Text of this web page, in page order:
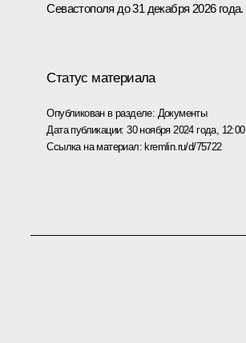
Севастополя до 31 декабря 2026 года.
Статус материала
Опубликован в разделе: Документы
Дата публикации:30 ноября 2024 года, 12:00
Ссылка на материал: kremlin.ru/d/75722